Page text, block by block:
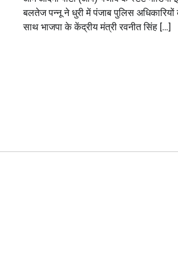
बलतेज पन्नू ने धुरी में पंजाब पुलिस
साथ भाजपा के केंद्रीय मंत्री रवनीत सिंह […]